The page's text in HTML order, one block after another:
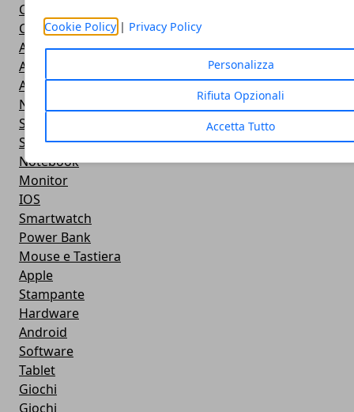
Cookie Policy| Privacy Policy
Personalizza
Rifiuta Opzionali
Accetta Tutto
Casa e fai da te
Cuffie e Auricolari
Altoparlanti
Action Camera
Android
Navigazione
Smart TV
Smartphone
Notebook
Monitor
IOS
Smartwatch
Power Bank
Mouse e Tastiera
Apple
Stampante
Hardware
Android
Software
Tablet
Giochi
Giochi